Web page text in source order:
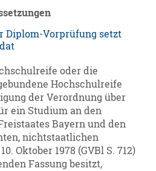
Diplom-Vorprüfung setzt
oder die
Hochschulreife
der Verordnung über
ein Studium an den
Bayern und den
nichtstaatlichen
Oktober 1978 (GVBl S. 712)
Fassung besitzt,